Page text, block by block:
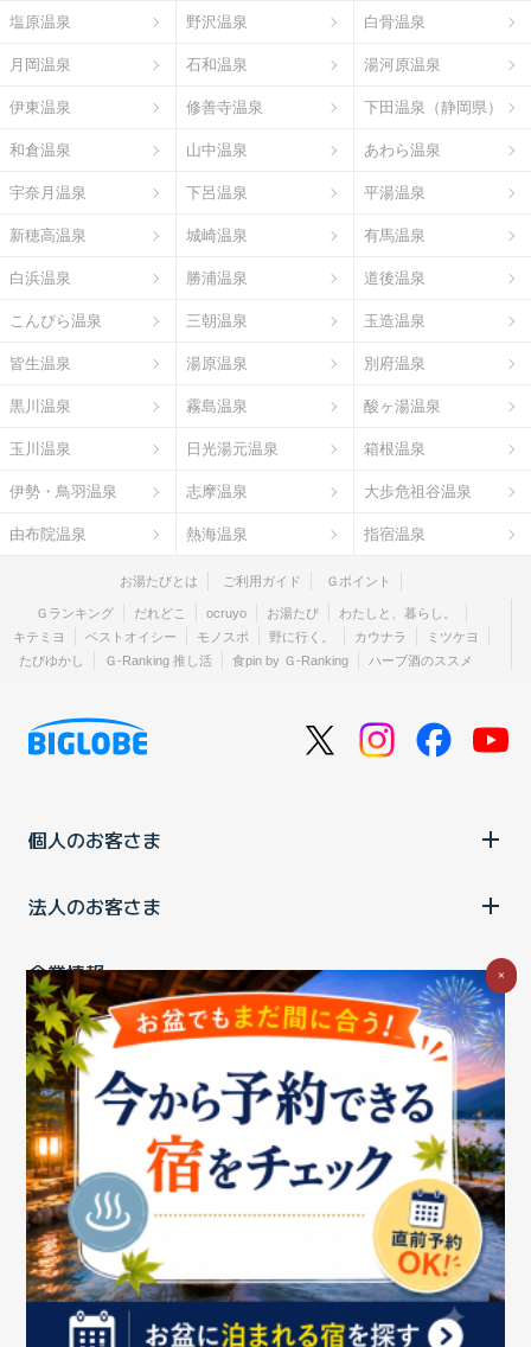
塩原温泉 野沢温泉 白骨温泉
月岡温泉 石和温泉 湯河原温泉
伊東温泉 修善寺温泉 下田温泉（静岡県）
和倉温泉 山中温泉 あわら温泉
宇奈月温泉 下呂温泉 平湯温泉
新穂高温泉 城崎温泉 有馬温泉
白浜温泉 勝浦温泉 道後温泉
こんぴら温泉 三朝温泉 玉造温泉
皆生温泉 湯原温泉 別府温泉
黒川温泉 霧島温泉 酸ヶ湯温泉
玉川温泉 日光湯元温泉 箱根温泉
伊勢・鳥羽温泉 志摩温泉 大歩危祖谷温泉
由布院温泉 熱海温泉 指宿温泉
お湯たびとは ご利用ガイド Ｇポイント
Ｇランキング だれどこ ocruyo お湯たび
わたしと、暮らし。
キテミヨ
ベストオイシー モノスポ 野に行く。 カウナラ
ミツケヨ
たびゆかし
Ｇ-Ranking 推し活 食pin by Ｇ-Ranking ハーブ酒のススメ
個人のお客さま
法人のお客さま
企業情報
ご利用中の方
お問い合わせ消費税の表示 ウェブアクセシビリティの取り組み
個人情報保護ポリシープライバシーポータル
Cookieポリシー
特定商取引法に基づく表記情報セキュリティ基本方針
商標についてBIGLOBEトップ
×